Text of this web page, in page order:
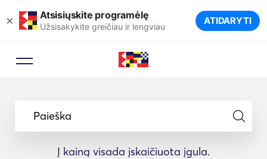
× Atsisiųskite programėlę
Užsisakykite greičiau ir lengviau ATIDARYTI
Paieška
Į kainą visada įskaičiuota įgula.